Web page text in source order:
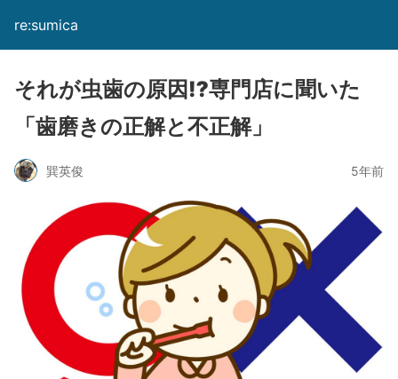
re:sumica
それが虫歯の原因⁉専門店に聞いた
「歯磨きの正解と不正解」
巽英俊 5年前